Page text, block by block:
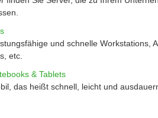
und schnelle Workstations,
etc.
& Tablets
das heißt schnell, leicht und